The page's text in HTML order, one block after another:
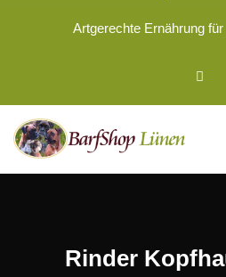
Artgerechte Ernährung
Rinder